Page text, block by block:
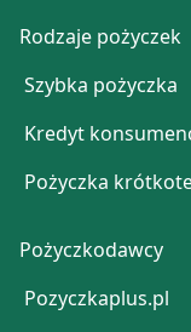
Rodzaje pożyczek
Szybka pożyczka
Kredyt
Pożyczka
Pożyczkodawcy
Pozyczkaplus.pl